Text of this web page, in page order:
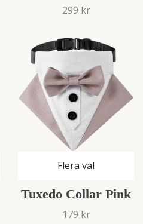
299 kr
Flera val
Tuxedo Collar Pink
179 kr